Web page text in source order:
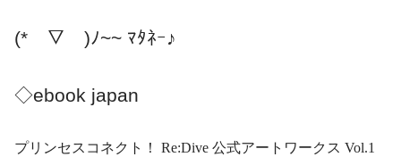
(*￣▽￣)ﾉ~~ ﾏﾀﾈｰ♪
◇ebook japan
プリンセスコネクト！ Re:Dive 公式アートワークス Vol.1